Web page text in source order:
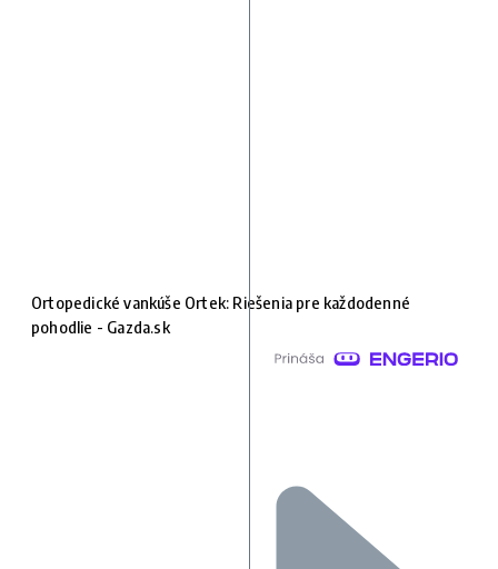
Ortopedické vankúše Ortek: Riešenia pre každodenné
pohodlie - Gazda.sk